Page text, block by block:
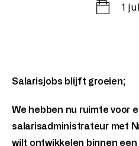
Werken bij
1
Salarisjobs blijft groeien;
We hebben nu ruimte voor
salarisadministrateur met
wilt ontwikkelen binnen een